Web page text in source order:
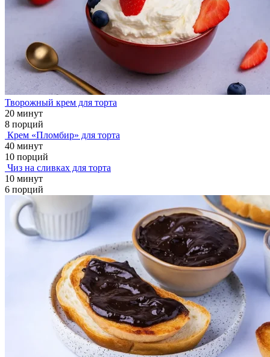
Творожный крем для торта
20 минут
8 порций
Крем «Пломбир» для торта
40 минут
10 порций
Чиз на сливках для торта
10 минут
6 порций